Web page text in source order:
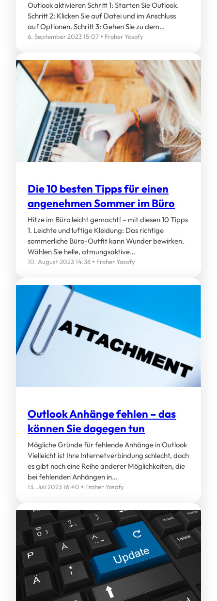
Outlook aktivieren Schritt 1: Starten Sie Outlook.
Schritt 2: Klicken Sie auf Datei und im Anschluss
auf Optionen. Schritt 3: Gehen Sie zu dem…
6. September 2023 15:07 Froher Yosofy
Die 10 besten Tipps für einen
angenehmen Sommer im Büro
Hitze im Büro leicht gemacht! – mit diesen 10 Tipps
1. Leichte und luftige Kleidung: Das richtige
sommerliche Büro-Outfit kann Wunder bewirken.
Wählen Sie helle, atmungsaktive…
10. August 2023 14:38 Froher Yosofy
Outlook Anhänge fehlen – das
können Sie dagegen tun
Mögliche Gründe für fehlende Anhänge in Outlook
Vielleicht ist Ihre Internetverbindung schlecht, doch
es gibt noch eine Reihe anderer Möglichkeiten, die
bei fehlenden Anhängen in…
13. Juli 2023 16:40 Froher Yosofy